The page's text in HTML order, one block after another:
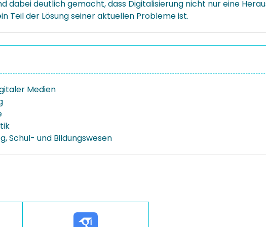
dabei deutlich gemacht, dass Digitalisierung nicht nur eine
Teil der Lösung seiner aktuellen Probleme ist.
Medien
Schul- und Bildungswesen